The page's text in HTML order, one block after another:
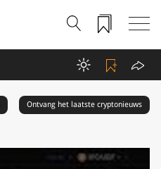
Ontvang het laatste cryptonieuws